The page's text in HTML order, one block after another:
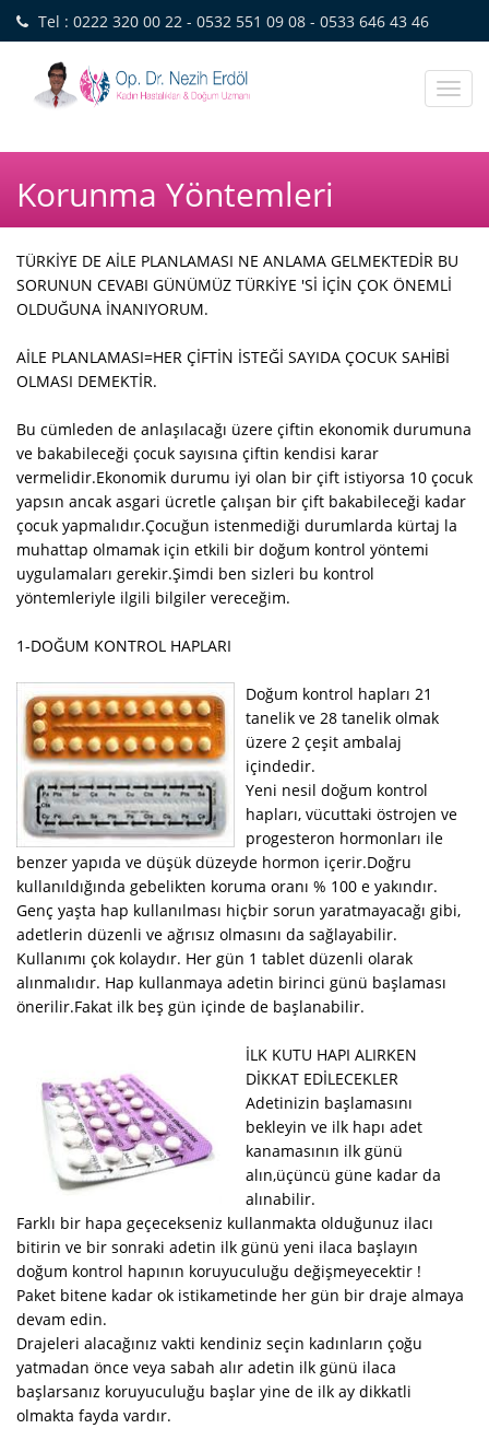
Tel : 0222 320 00 22 - 0532 551 09 08 - 0533 646 43 46
Toggle
Korunma Yöntemleri
TÜRKİYE DE AİLE PLANLAMASI NE ANLAMA GELMEKTEDİR BU
SORUNUN CEVABI GÜNÜMÜZ TÜRKİYE 'Sİ İÇİN ÇOK ÖNEMLİ
OLDUĞUNA İNANIYORUM.
AİLE PLANLAMASI=HER ÇİFTİN İSTEĞİ SAYIDA ÇOCUK SAHİBİ
OLMASI DEMEKTİR.
Bu cümleden de anlaşılacağı üzere çiftin ekonomik durumuna
ve bakabileceği çocuk sayısına çiftin kendisi karar
vermelidir.Ekonomik durumu iyi olan bir çift istiyorsa 10 çocuk
yapsın ancak asgari ücretle çalışan bir çift bakabileceği kadar
çocuk yapmalıdır.Çocuğun istenmediği durumlarda kürtaj la
muhattap olmamak için etkili bir doğum kontrol yöntemi
uygulamaları gerekir.Şimdi ben sizleri bu kontrol
yöntemleriyle ilgili bilgiler vereceğim.
1-DOĞUM KONTROL HAPLARI
Doğum kontrol hapları 21
tanelik ve 28 tanelik olmak
üzere 2 çeşit ambalaj
içindedir.
Yeni nesil doğum kontrol
hapları, vücuttaki östrojen ve
progesteron hormonları ile
benzer yapıda ve düşük düzeyde hormon içerir.Doğru
kullanıldığında gebelikten koruma oranı % 100 e yakındır.
Genç yaşta hap kullanılması hiçbir sorun yaratmayacağı gibi,
adetlerin düzenli ve ağrısız olmasını da sağlayabilir.
Kullanımı çok kolaydır. Her gün 1 tablet düzenli olarak
alınmalıdır. Hap kullanmaya adetin birinci günü başlaması
önerilir.Fakat ilk beş gün içinde de başlanabilir.
İLK KUTU HAPI ALIRKEN
DİKKAT EDİLECEKLER
Adetinizin başlamasını
bekleyin ve ilk hapı adet
kanamasının ilk günü
alın,üçüncü güne kadar da
alınabilir.
Farklı bir hapa geçecekseniz kullanmakta olduğunuz ilacı
bitirin ve bir sonraki adetin ilk günü yeni ilaca başlayın
doğum kontrol hapının koruyuculuğu değişmeyecektir !
Paket bitene kadar ok istikametinde her gün bir draje almaya
devam edin.
Drajeleri alacağınız vakti kendiniz seçin kadınların çoğu
yatmadan önce veya sabah alır adetin ilk günü ilaca
başlarsanız koruyuculuğu başlar yine de ilk ay dikkatli
olmakta fayda vardır.